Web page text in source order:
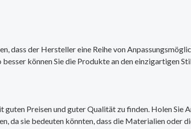
dass der Hersteller eine Reihe von
können Sie die Produkte an den einzigartigen
Preisen und guter Qualität zu finden. Holen Sie
da sie bedeuten könnten, dass die Materialien oder